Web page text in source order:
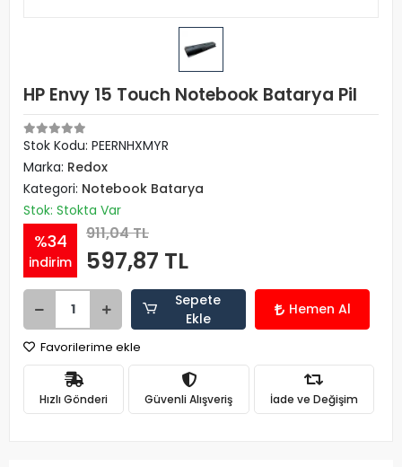
HP Envy 15 Touch Notebook Batarya Pil
Stok Kodu: PEERNHXMYR
Marka: Redox
Kategori: Notebook Batarya
Stok: Stokta Var
%34
indirim
911,04 TL
597,87 TL
Sepete
Ekle
Hemen Al
Favorilerime ekle
Hızlı Gönderi Güvenli Alışveriş İade ve Değişim